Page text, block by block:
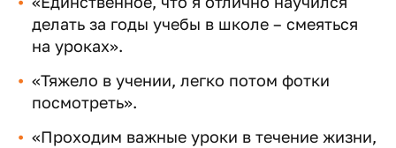
делать за годы учебы в школе – смеяться
на уроках».
«Тяжело в учении, легко потом фотки
посмотреть».
«Проходим важные уроки в течение жизни,